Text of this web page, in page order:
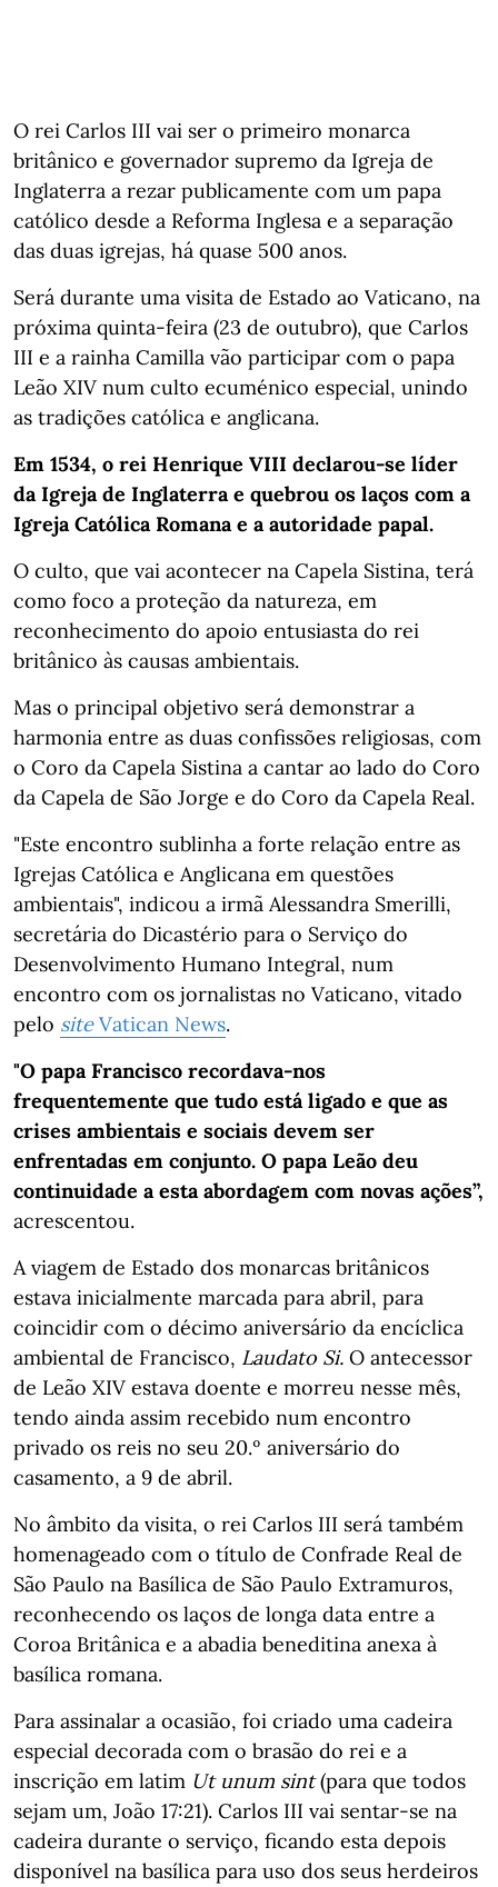
O rei Carlos III vai ser o primeiro monarca
britânico e governador supremo da Igreja de
Inglaterra a rezar publicamente com um papa
católico desde a Reforma Inglesa e a separação
das duas igrejas, há quase 500 anos.
Será durante uma visita de Estado ao Vaticano, na
próxima quinta-feira (23 de outubro), que Carlos
III e a rainha Camilla vão participar com o papa
Leão XIV num culto ecuménico especial, unindo
as tradições católica e anglicana.
Em 1534, o rei Henrique VIII declarou-se líder
da Igreja de Inglaterra e quebrou os laços com a
Igreja Católica Romana e a autoridade papal.
O culto, que vai acontecer na Capela Sistina, terá
como foco a proteção da natureza, em
reconhecimento do apoio entusiasta do rei
britânico às causas ambientais.
Mas o principal objetivo será demonstrar a
harmonia entre as duas confissões religiosas, com
o Coro da Capela Sistina a cantar ao lado do Coro
da Capela de São Jorge e do Coro da Capela Real.
"Este encontro sublinha a forte relação entre as
Igrejas Católica e Anglicana em questões
ambientais", indicou a irmã Alessandra Smerilli,
secretária do Dicastério para o Serviço do
Desenvolvimento Humano Integral, num
encontro com os jornalistas no Vaticano, vitado
pelo siteVatican News.
"O papa Francisco recordava-nos
frequentemente que tudo está ligado e que as
crises ambientais e sociais devem ser
enfrentadas em conjunto. O papa Leão deu
continuidade a esta abordagem com novas ações”,
acrescentou.
A viagem de Estado dos monarcas britânicos
estava inicialmente marcada para abril, para
coincidir com o décimo aniversário da encíclica
ambiental de Francisco, Laudato Si. O antecessor
de Leão XIV estava doente e morreu nesse mês,
tendo ainda assim recebido num encontro
privado os reis no seu 20.º aniversário do
casamento, a 9 de abril.
No âmbito da visita, o rei Carlos III será também
homenageado com o título de Confrade Real de
São Paulo na Basílica de São Paulo Extramuros,
reconhecendo os laços de longa data entre a
Coroa Britânica e a abadia beneditina anexa à
basílica romana.
Para assinalar a ocasião, foi criado uma cadeira
especial decorada com o brasão do rei e a
inscrição em latim Ut unum sint(para que todos
sejam um, João 17:21). Carlos III vai sentar-se na
cadeira durante o serviço, ficando esta depois
disponível na basílica para uso dos seus herdeiros